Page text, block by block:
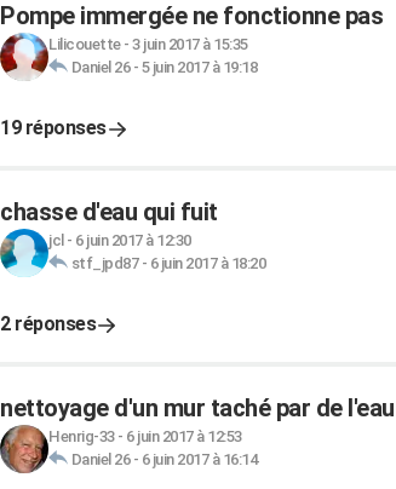
Pompe immergée ne fonctionne pas
Lilicouette- 3 juin 2017 à 15:35
Daniel 26- 5 juin 2017 à 19:18
19 réponses
chasse d'eau qui fuit
jcl - 6 juin 2017 à 12:30
stf_jpd87- 6 juin 2017 à 18:20
2 réponses
nettoyage d'un mur taché par de
Henrig-33- 6 juin 2017 à 12:53
Daniel 26- 6 juin 2017 à 16:14